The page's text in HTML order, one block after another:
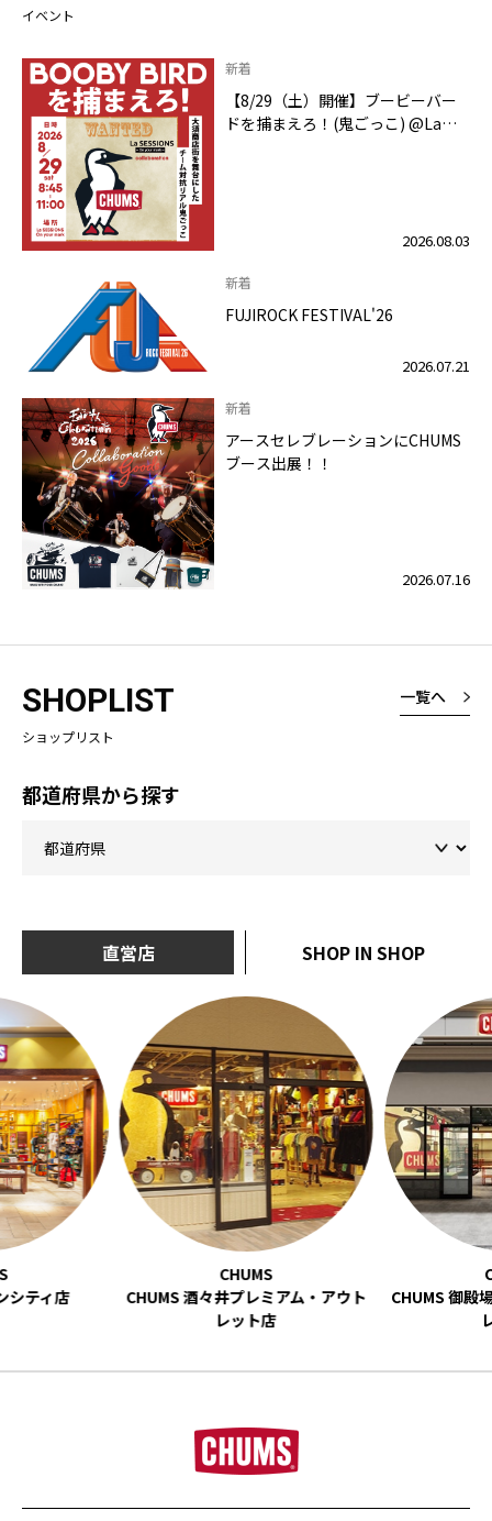
イベント
新着
【8/29（土）開催】ブービーバー
ドを捕まえろ！(鬼ごっこ) @La
2026.08.03
新着
FUJIROCK FESTIVAL'26
2026.07.21
新着
アースセレブレーションにCHUMS
ブース出展！！
2026.07.16
SHOPLIST
ショップリスト
一覧へ
都道府県から探す
直営店 SHOP IN SHOP
シティ店
CHUMS 酒々井プレミアム・アウト
レット店
CHUMS 御殿